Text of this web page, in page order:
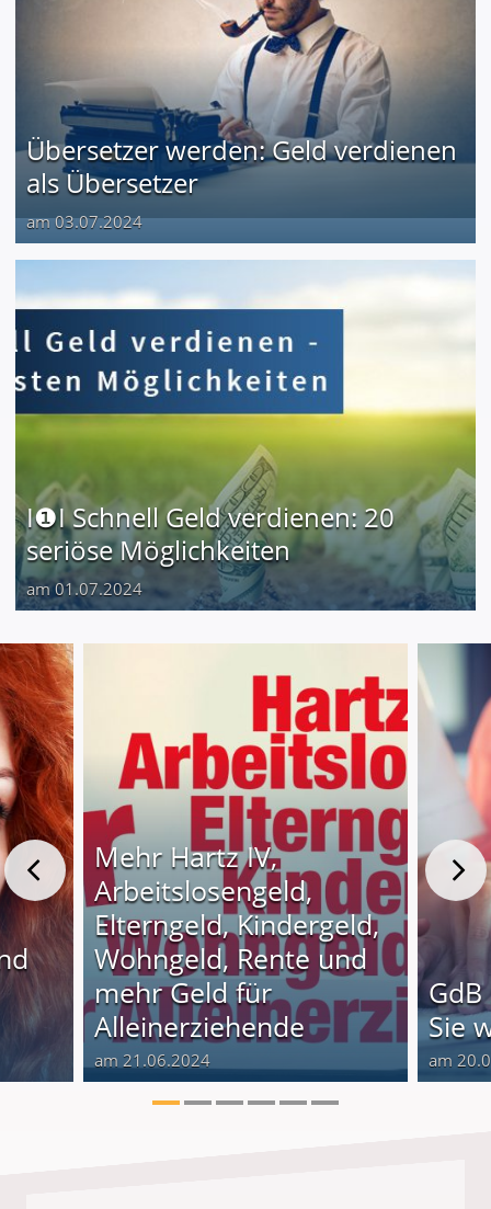
Übersetzer werden: Geld verdienen
als Übersetzer
am 03.07.2024
I❶I Schnell Geld verdienen: 20
seriöse Möglichkeiten
am 01.07.2024
Mehr Hartz IV,
Arbeitslosengeld,
Elterngeld, Kindergeld,
Wohngeld, Rente und
mehr Geld für
Alleinerziehende
am 21.06.2024
Sie
am